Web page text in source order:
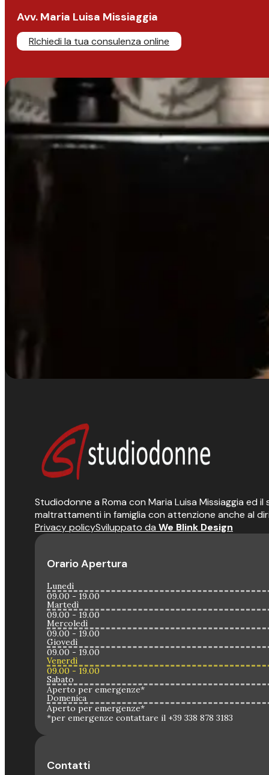
Avv. Maria Luisa Missiaggia
RIchiedi la tua consulenza online
Studiodonne a Roma con Maria Luisa Missiaggia ed
maltrattamenti in famiglia con attenzione anche al
Privacy policySviluppato da We Blink Design
Orario Apertura
Lunedì
09.00 - 19.00
Martedì
09.00 - 19.00
Mercoledì
09.00 - 19.00
Giovedì
09.00 - 19.00
Venerdì
09.00 - 19.00
Sabato
Aperto per emergenze*
Domenica
Aperto per emergenze*
*per emergenze contattare il +39 338 878 3183
Contatti